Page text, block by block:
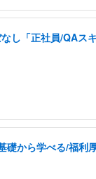
し「正社員/QAス
礎から学べる/福利